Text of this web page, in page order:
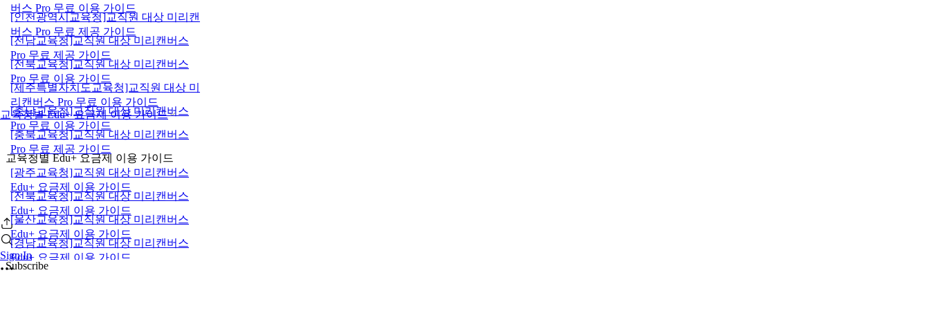
교육청별 Edu+ 요금제 이용 가이드
Sign In
버스 Pro 무료 이용 가이드
[인천광역시교육청]교직원 대상 미리캔
버스 Pro 무료 제공 가이드
[전남교육청]교직원 대상 미리캔버스
Pro 무료 제공 가이드
[전북교육청]교직원 대상 미리캔버스
Pro 무료 이용 가이드
[제주특별자치도교육청]교직원 대상 미
리캔버스 Pro 무료 이용 가이드
[충남교육청]교직원 대상 미리캔버스
Pro 무료 이용 가이드
[충북교육청]교직원 대상 미리캔버스
Pro 무료 제공 가이드
교육청별 Edu+ 요금제 이용 가이드
[광주교육청]교직원 대상 미리캔버스
Edu+ 요금제 이용 가이드
[전북교육청]교직원 대상 미리캔버스
Edu+ 요금제 이용 가이드
[울산교육청]교직원 대상 미리캔버스
Edu+ 요금제 이용 가이드
[경남교육청]교직원 대상 미리캔버스
Edu+ 요금제 이용 가이드
Subscribe